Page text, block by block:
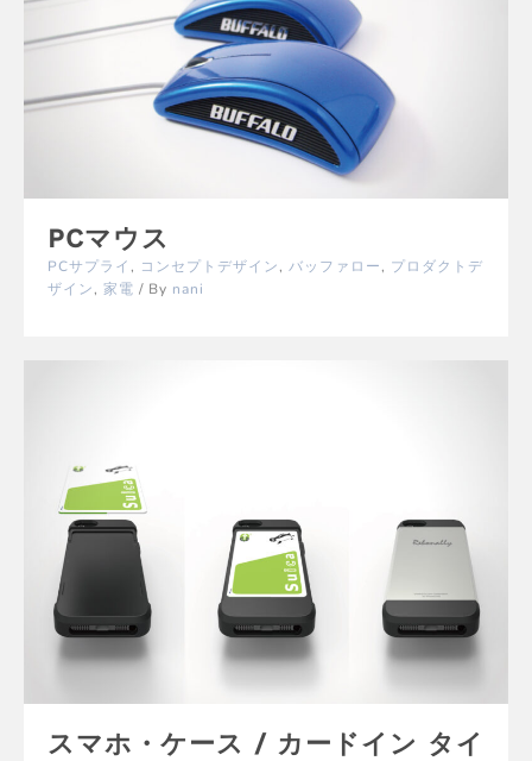
PCマウス
PCサプライ, コンセプトデザイン, バッファロー, プロダクトデ
ザイン, 家電 / By nani
スマホ・ケース / カードイン タイ